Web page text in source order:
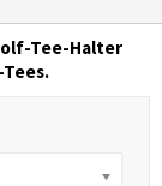
Tee-Halter